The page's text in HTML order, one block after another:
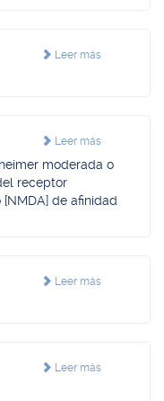
Leer más
Leer más
moderada o
receptor
de afinidad
Leer más
Leer más